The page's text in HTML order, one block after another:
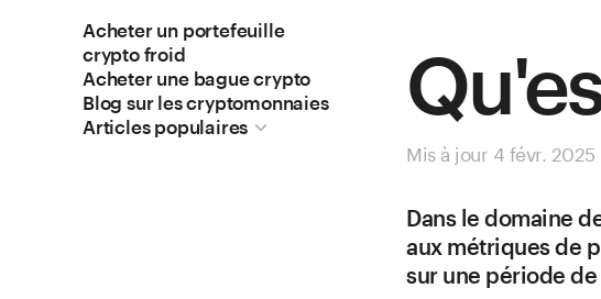
Acheter un portefeuille
crypto froid
Acheter une bague crypto
Blog sur les cryptomonnaies
Articles populaires
Mis à jour 4 févr. 2025
Dans le domaine
aux métriques de
sur une période